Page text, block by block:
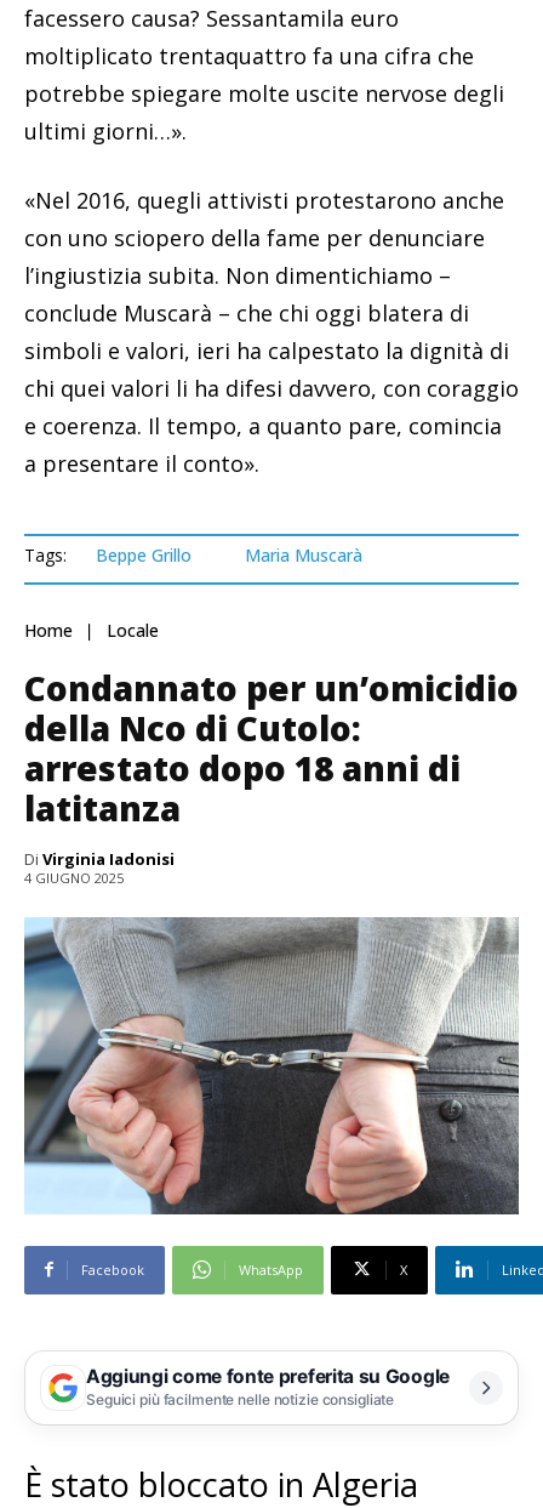
facessero causa? Sessantamila euro
moltiplicato trentaquattro fa una cifra che
potrebbe spiegare molte uscite nervose degli
ultimi giorni…».
«Nel 2016, quegli attivisti protestarono anche
con uno sciopero della fame per denunciare
l’ingiustizia subita. Non dimentichiamo –
conclude Muscarà – che chi oggi blatera di
simboli e valori, ieri ha calpestato la dignità di
chi quei valori li ha difesi davvero, con coraggio
e coerenza. Il tempo, a quanto pare, comincia
a presentare il conto».
Tags: Beppe Grillo Maria Muscarà
Home Locale
Condannato per un’omicidio
della Nco di Cutolo:
arrestato dopo 18 anni di
latitanza
Di Virginia Iadonisi
4 GIUGNO 2025
Facebook WhatsApp X
Aggiungi come fonte preferita su Google
Seguici più facilmente nelle notizie consigliate
È stato bloccato in Algeria